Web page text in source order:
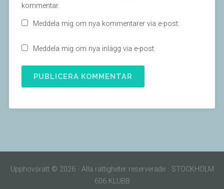
kommentar.
Meddela mig om nya kommentarer via e-post.
Meddela mig om nya inlägg via e-post.
Upphovsrätt © 2026 · Alla rättigheter reserverade · STOCKHOLM
606 KLUBB